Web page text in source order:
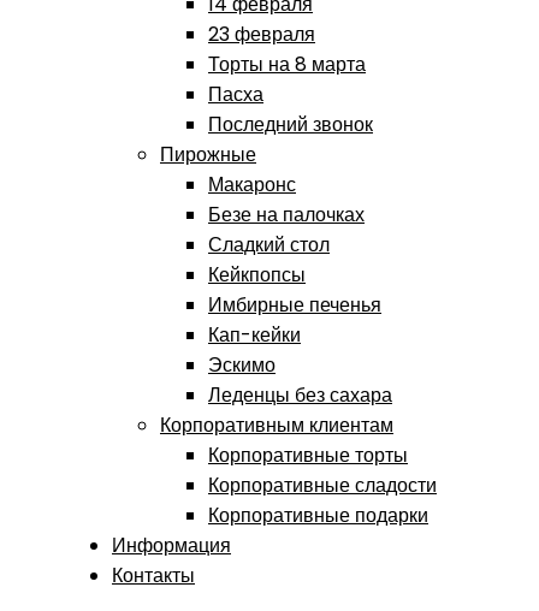
23 февраля
Торты на 8 марта
Пасха
Последний звонок
Пирожные
Макаронс
Безе на палочках
Сладкий стол
Кейкпопсы
Имбирные печенья
Кап-кейки
Эскимо
Леденцы без сахара
Корпоративным клиентам
Корпоративные торты
Корпоративные сладости
Корпоративные подарки
Информация
Контакты